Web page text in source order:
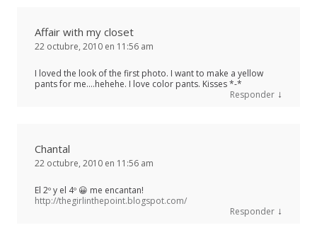
Affair with my closet
22 octubre, 2010 en 11:56 am
I loved the look of the first photo. I want to make a yellow
pants for me….hehehe. I love color pants. Kisses *-*
Responder ↓
Chantal
22 octubre, 2010 en 11:56 am
El 2º y el 4º 😀 me encantan!
http://thegirlinthepoint.blogspot.com/
Responder ↓